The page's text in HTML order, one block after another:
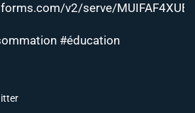
v2/serve/
#éducation